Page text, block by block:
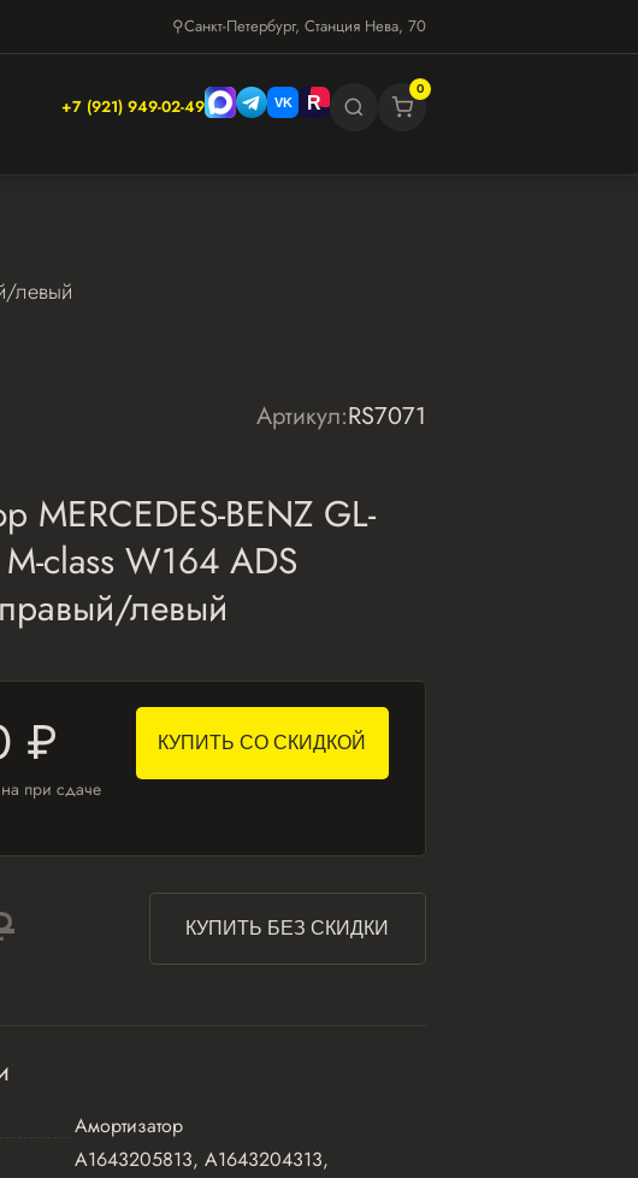
⚲Санкт-Петербург, Станция Нева, 70
+7 (921) 949-02-49
0
левый
Артикул:RS7071
MERCEDES-BENZ GL-
class W164 ADS
левый
₽
при сдаче
КУПИТЬ СО СКИДКОЙ
КУПИТЬ БЕЗ СКИДКИ
Амортизатор
A1643205813, A1643204313,